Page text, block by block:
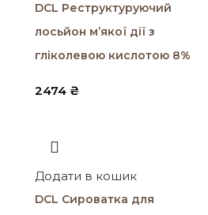
DCL Реструктуруючий
лосьйон м’якої дії з
гліколевою кислотою 8%
2474 ₴
Додати в кошик
DCL Сироватка для